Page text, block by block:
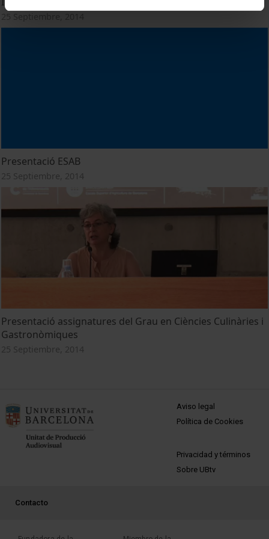
Presentació ESAB
25 Septiembre, 2014
Presentació assignatures del Grau en Ciències Culinàries i
Gastronòmiques
25 Septiembre, 2014
MENÚ PEU 1
Aviso legal
Política de Cookies
PEU 2
Privacidad y términos
Sobre UBtv
PEU 3
Contacto